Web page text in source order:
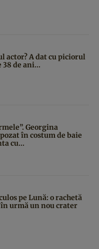
actor? A dat cu piciorul
de ani...
Georgina
în costum de baie
cu...
pe Lună: o rachetă
în urmă un nou crater